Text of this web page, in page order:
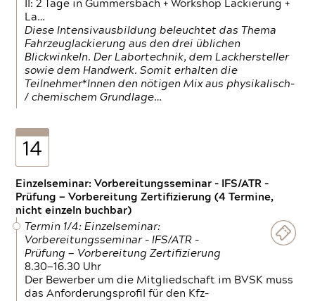
II: 2 Tage in Gummersbach + Workshop Lackierung +
La…
Diese Intensivausbildung beleuchtet das Thema
Fahrzeuglackierung aus den drei üblichen
Blickwinkeln. Der Labortechnik, dem Lackhersteller
sowie dem Handwerk. Somit erhalten die
Teilnehmer*Innen den nötigen Mix aus physikalisch-
/ chemischem Grundlage…
14
Einzelseminar: Vorbereitungsseminar - IFS/ATR -
Prüfung — Vorbereitung Zertifizierung (4 Termine,
nicht einzeln buchbar)
Termin 1/4: Einzelseminar:
Vorbereitungsseminar - IFS/ATR -
Prüfung — Vorbereitung Zertifizierung
8.30—16.30 Uhr
Der Bewerber um die Mitgliedschaft im BVSK muss
das Anforderungsprofil für den Kfz-